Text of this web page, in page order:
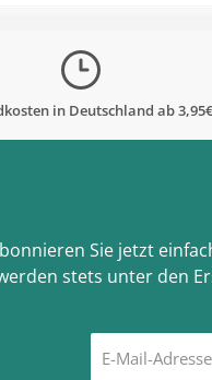
in Deutschland ab 3,95€
Sie jetzt
stets unter den
Mail-